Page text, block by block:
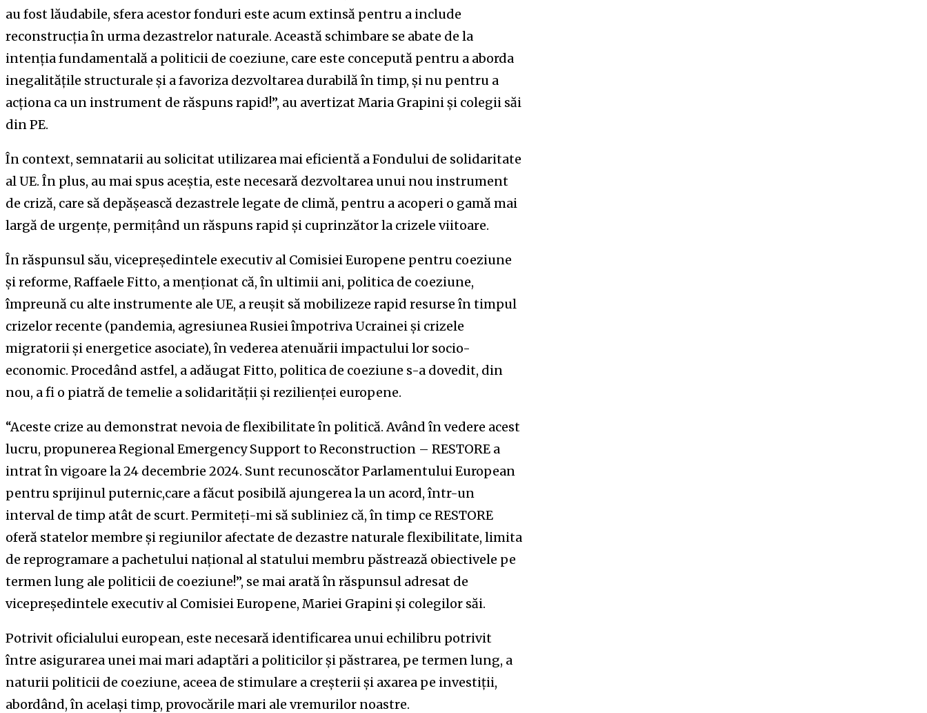
au fost lăudabile, sfera acestor fonduri este acum extinsă pentru a include
reconstrucția în urma dezastrelor naturale. Această schimbare se abate de la
intenția fundamentală a politicii de coeziune, care este concepută pentru a aborda
inegalitățile structurale și a favoriza dezvoltarea durabilă în timp, și nu pentru a
acționa ca un instrument de răspuns rapid!”, au avertizat Maria Grapini și colegii săi
din PE.
În context, semnatarii au solicitat utilizarea mai eficientă a Fondului de solidaritate
al UE. În plus, au mai spus aceștia, este necesară dezvoltarea unui nou instrument
de criză, care să depășească dezastrele legate de climă, pentru a acoperi o gamă mai
largă de urgențe, permițând un răspuns rapid și cuprinzător la crizele viitoare.
În răspunsul său, vicepreședintele executiv al Comisiei Europene pentru coeziune
și reforme, Raffaele Fitto, a menționat că, în ultimii ani, politica de coeziune,
împreună cu alte instrumente ale UE, a reușit să mobilizeze rapid resurse în timpul
crizelor recente (pandemia, agresiunea Rusiei împotriva Ucrainei și crizele
migratorii și energetice asociate), în vederea atenuării impactului lor socio-
economic. Procedând astfel, a adăugat Fitto, politica de coeziune s-a dovedit, din
nou, a fi o piatră de temelie a solidarității și rezilienței europene.
“Aceste crize au demonstrat nevoia de flexibilitate în politică. Având în vedere acest
lucru, propunerea Regional Emergency Support to Reconstruction – RESTORE a
intrat în vigoare la 24 decembrie 2024. Sunt recunoscător Parlamentului European
pentru sprijinul puternic,care a făcut posibilă ajungerea la un acord, într-un
interval de timp atât de scurt. Permiteți-mi să subliniez că, în timp ce RESTORE
oferă statelor membre și regiunilor afectate de dezastre naturale flexibilitate, limita
de reprogramare a pachetului național al statului membru păstrează obiectivele pe
termen lung ale politicii de coeziune!”, se mai arată în răspunsul adresat de
vicepreședintele executiv al Comisiei Europene, Mariei Grapini și colegilor săi.
Potrivit oficialului european, este necesară identificarea unui echilibru potrivit
între asigurarea unei mai mari adaptări a politicilor și păstrarea, pe termen lung, a
naturii politicii de coeziune, aceea de stimulare a creșterii și axarea pe investiții,
abordând, în același timp, provocările mari ale vremurilor noastre.